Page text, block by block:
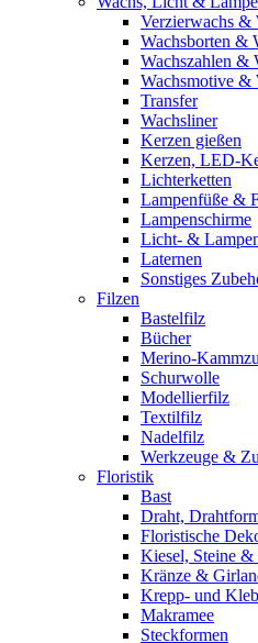
Verzierwachs &
Wachsborten &
Wachszahlen &
Wachsmotive &
Transfer
Wachsliner
Kerzen gießen
Kerzen, LED-
Lichterketten
Lampenfüße &
Lampenschirme
Licht- &
Laternen
Sonstiges
Filzen
Bastelfilz
Bücher
Merino-
Schurwolle
Modellierfilz
Textilfilz
Nadelfilz
Werkzeuge &
Floristik
Bast
Draht,
Floristische
Kiesel, Steine &
Kränze &
Krepp- und
Makramee
Steckformen